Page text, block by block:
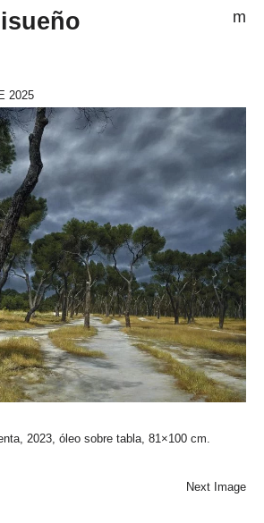
m
2025
2023, óleo sobre tabla, 81×100 cm.
Next Image